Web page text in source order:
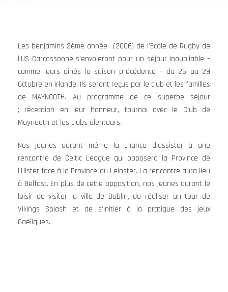
Les benjamins 2ème année (2006) de l’Ecole de Rugby de
l’US Carcassonne s’envoleront pour un séjour inoubliable –
comme leurs ainés la saison précédente – du 26 au 29
Octobre en Irlande. Ils seront reçus par le club et les familles
de MAYNOOTH. Au programme de ce superbe séjour
; réception en leur honneur, tournoi avec le Club de
Maynooth et les clubs alentours.
Nos jeunes auront même la chance d’assister à une
rencontre de Celtic League qui opposera la Province de
l’Ulster face à la Province du Leinster. La rencontre aura lieu
à Belfast. En plus de cette opposition, nos jeunes auront le
loisir de visiter la ville de Dublin, de réaliser un tour de
Vikings Splash et de s’initier à la pratique des jeux
Gaéliques.